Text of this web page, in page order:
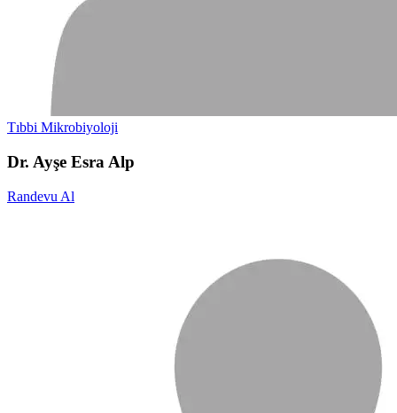
Tıbbi Mikrobiyoloji
Dr. Ayşe Esra Alp
Randevu Al